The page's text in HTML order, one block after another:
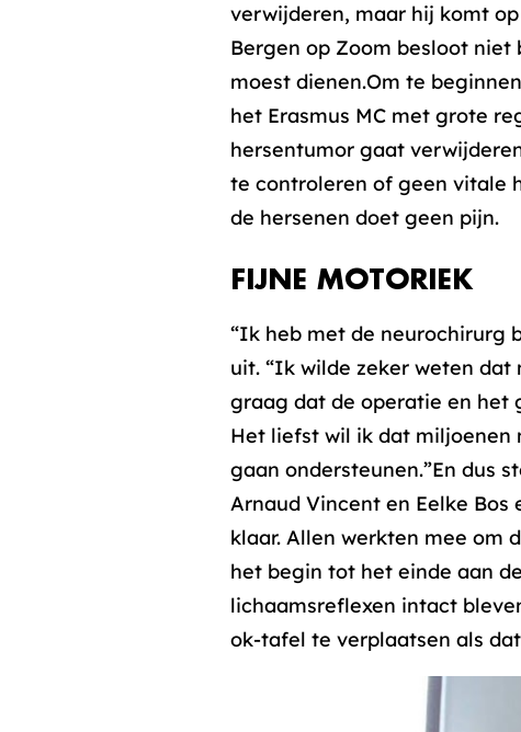
verwijderen, maar hij komt
Bergen op Zoom besloot
moest dienen.Om te
het Erasmus MC met grote
hersentumor gaat
te controleren of geen vitale
de hersenen doet geen pijn.
FIJNE MOTORIEK
“Ik heb met de neurochirurg
uit. “Ik wilde zeker weten
graag dat de operatie en het
Het liefst wil ik dat miljoenen
gaan ondersteunen.”En dus
Arnaud Vincent en Eelke
klaar. Allen werkten mee om
het begin tot het einde aan
lichaamsreflexen intact
ok-tafel te verplaatsen als